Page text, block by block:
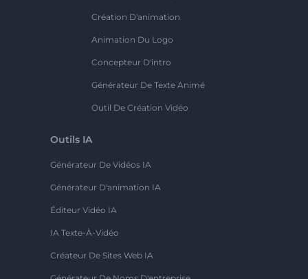
Création D'animation
Animation Du Logo
Concepteur D'intro
Générateur De Texte Animé
Outil De Création Vidéo
Outils IA
Générateur De Vidéos IA
Générateur D'animation IA
Éditeur Vidéo IA
IA Texte-À-Vidéo
Créateur De Sites Web IA